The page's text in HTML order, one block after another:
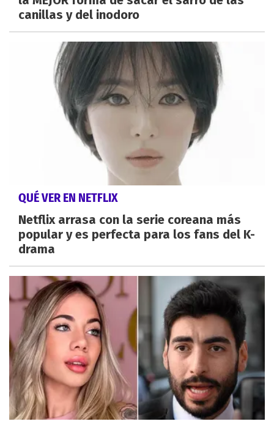
canillas y del inodoro
QUÉ VER EN NETFLIX
Netflix arrasa con la serie coreana más
popular y es perfecta para los fans del K-
drama